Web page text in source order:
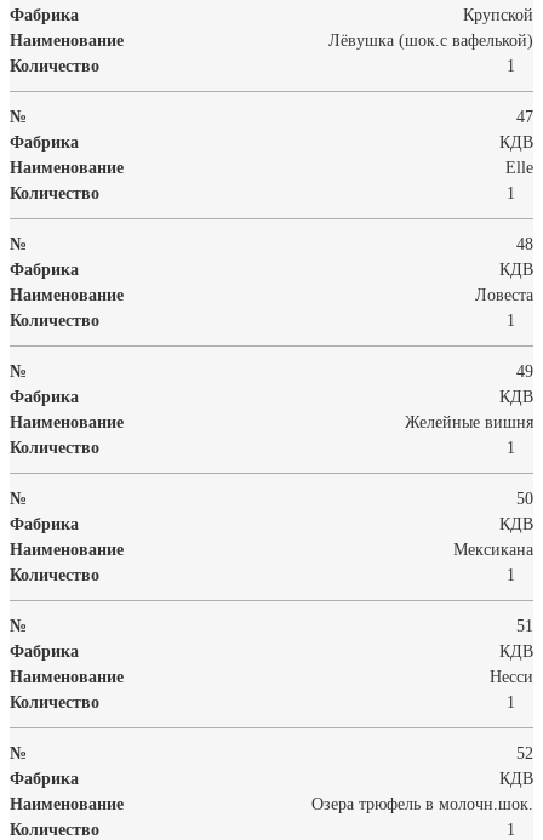
Крупской
Лёвушка (шок.с вафелькой)
1
47
КДВ
Elle
1
48
КДВ
Ловеста
1
49
КДВ
Желейные вишня
1
50
КДВ
Мексикана
1
51
КДВ
Несси
1
52
КДВ
Озера трюфель в молочн.шок.
1